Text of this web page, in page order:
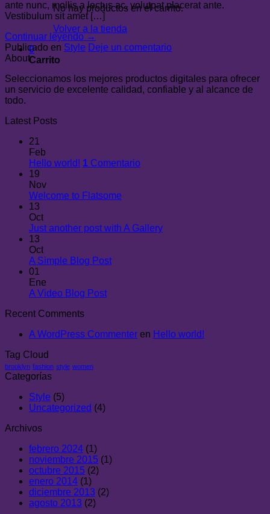
No hay productos en el carrito.
Volver a la tienda
0
Carrito
ante nunc, mollis a lectus ac, volutpat placerat ante.
Vestibulum sit amet […]
Continuar leyendo→
Publicado en Style Deje un comentario
About
Seleccionamos los mejores productos digitales para ofrecer
un servicio de excelente calidad, confiable y al alcance de
todo.
Latest Posts
21
Feb
Hello world! 1 Comentario
19
Nov
Welcome to Flatsome
13
Oct
Just another post with A Gallery
13
Oct
A Simple Blog Post
01
Ene
A Video Blog Post
Recent Comments
A WordPress Commenter en Hello world!
Tag Cloud
brooklyn fashion style women
Categorías
Style (5)
Uncategorized (4)
Archivos
febrero 2024 (1)
noviembre 2015 (1)
octubre 2015 (2)
enero 2014 (1)
diciembre 2013 (2)
agosto 2013 (2)